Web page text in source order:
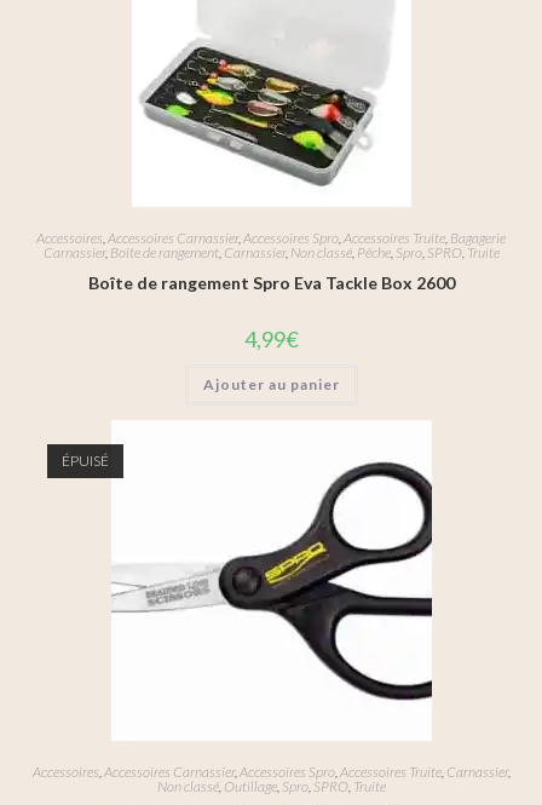
Accessoires Accessoires Carnassier, Accessoires Spro Accessoires Truite Bagagerie
Carnassier, Boîte de rangement, Carnassier, Non classé, Pêche, Spro, SPRO, Truite
Boîte de rangement Spro Eva Tackle Box 2600
4,99€
Ajouter au panier
ÉPUISÉ
Accessoires,Accessoires Carnassier,Accessoires Spro,Accessoires Truite, Carnassier,
Non classé, Outillage, Spro, SPRO, Truite